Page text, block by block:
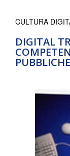
DIGITAL
CULTURA